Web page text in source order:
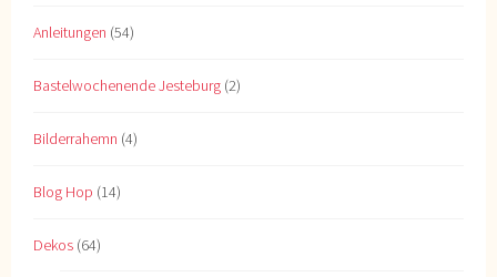
Anleitungen (54)
Bastelwochenende Jesteburg (2)
Bilderrahemn (4)
Blog Hop (14)
Dekos (64)